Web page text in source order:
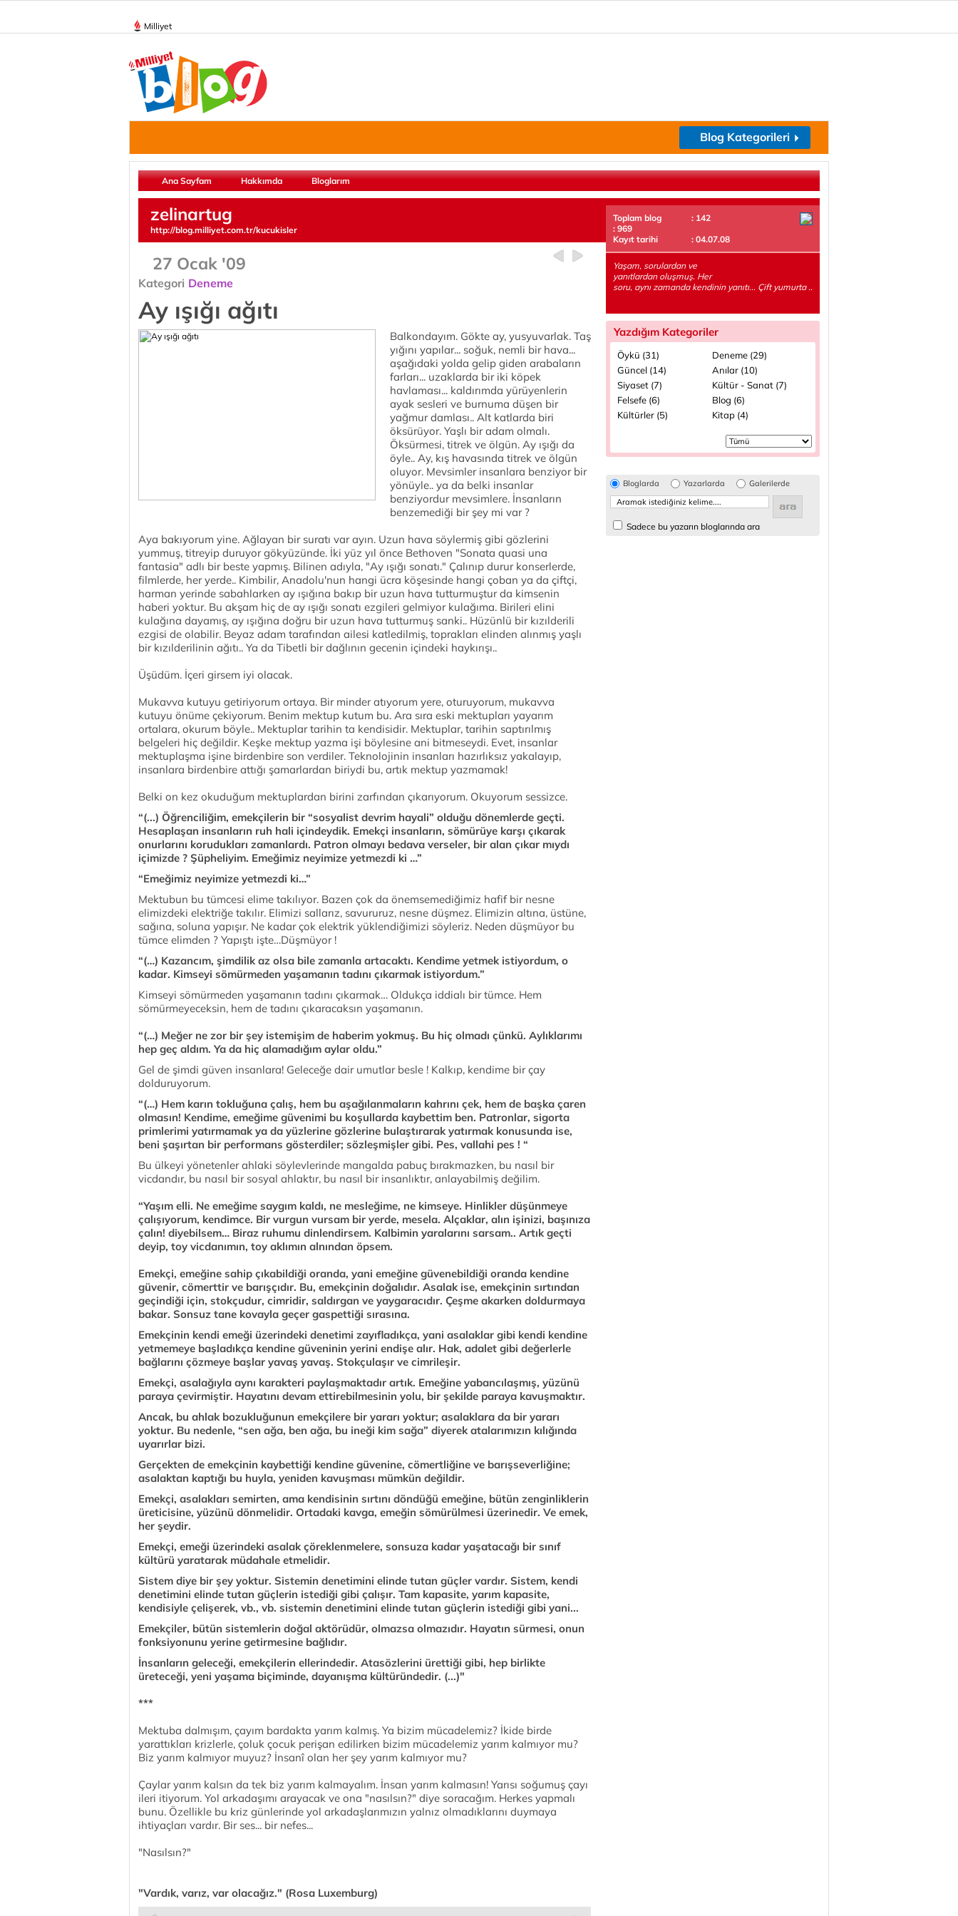
Milliyet
Blog Kategorileri
Ana Sayfam Hakkımda Bloglarım
zelinartug
http://blog.milliyet.com.tr/kucukisler
27 Ocak '09
Kategori Deneme
Ay ışığı ağıtı
Balkondayım. Gökte ay, yusyuvarlak. Taş
yığını yapılar... soğuk, nemli bir hava...
aşağıdaki yolda gelip giden arabaların
farları... uzaklarda bir iki köpek
havlaması... kaldırımda yürüyenlerin
ayak sesleri ve burnuma düşen bir
yağmur damlası.. Alt katlarda biri
öksürüyor. Yaşlı bir adam olmalı.
Öksürmesi, titrek ve ölgün. Ay ışığı da
öyle.. Ay, kış havasında titrek ve ölgün
oluyor. Mevsimler insanlara benziyor bir
yönüyle.. ya da belki insanlar
benziyordur mevsimlere. İnsanların
benzemediği bir şey mi var ?
Aya bakıyorum yine. Ağlayan bir suratı var ayın. Uzun hava söylermiş gibi gözlerini
yummuş, titreyip duruyor gökyüzünde. İki yüz yıl önce Bethoven "Sonata quasi una
fantasia" adlı bir beste yapmış. Bilinen adıyla, "Ay ışığı sonatı." Çalınıp durur konserlerde,
filmlerde, her yerde.. Kimbilir, Anadolu'nun hangi ücra köşesinde hangi çoban ya da çiftçi,
harman yerinde sabahlarken ay ışığına bakıp bir uzun hava tutturmuştur da kimsenin
haberi yoktur. Bu akşam hiç de ay ışığı sonatı ezgileri gelmiyor kulağıma. Birileri elini
kulağına dayamış, ay ışığına doğru bir uzun hava tutturmuş sanki.. Hüzünlü bir kızılderili
ezgisi de olabilir. Beyaz adam tarafından ailesi katledilmiş, toprakları elinden alınmış yaşlı
bir kızılderilinin ağıtı.. Ya da Tibetli bir dağlının gecenin içindeki haykırışı..
Üşüdüm. İçeri girsem iyi olacak.
Mukavva kutuyu getiriyorum ortaya. Bir minder atıyorum yere, oturuyorum, mukavva
kutuyu önüme çekiyorum. Benim mektup kutum bu. Ara sıra eski mektupları yayarım
ortalara, okurum böyle.. Mektuplar tarihin ta kendisidir. Mektuplar, tarihin saptırılmış
belgeleri hiç değildir. Keşke mektup yazma işi böylesine ani bitmeseydi. Evet, insanlar
mektuplaşma işine birdenbire son verdiler. Teknolojinin insanları hazırlıksız yakalayıp,
insanlara birdenbire attığı şamarlardan biriydi bu, artık mektup yazmamak!
Belki on kez okuduğum mektuplardan birini zarfından çıkarıyorum. Okuyorum sessizce.
“(...) Öğrenciliğim, emekçilerin bir “sosyalist devrim hayali” olduğu dönemlerde geçti.
Hesaplaşan insanların ruh hali içindeydik. Emekçi insanların, sömürüye karşı çıkarak
onurlarını korudukları zamanlardı. Patron olmayı bedava verseler, bir alan çıkar mıydı
içimizde ? Şüpheliyim. Emeğimiz neyimize yetmezdi ki …”
“Emeğimiz neyimize yetmezdi ki…”
Mektubun bu tümcesi elime takılıyor. Bazen çok da önemsemediğimiz hafif bir nesne
elimizdeki elektriğe takılır. Elimizi sallarız, savururuz, nesne düşmez. Elimizin altına, üstüne,
sağına, soluna yapışır. Ne kadar çok elektrik yüklendiğimizi söyleriz. Neden düşmüyor bu
tümce elimden ? Yapıştı işte…Düşmüyor !
“(…) Kazancım, şimdilik az olsa bile zamanla artacaktı. Kendime yetmek istiyordum, o
kadar. Kimseyi sömürmeden yaşamanın tadını çıkarmak istiyordum.”
Kimseyi sömürmeden yaşamanın tadını çıkarmak… Oldukça iddialı bir tümce. Hem
sömürmeyeceksin, hem de tadını çıkaracaksın yaşamanın.
“(…) Meğer ne zor bir şey istemişim de haberim yokmuş. Bu hiç olmadı çünkü. Aylıklarımı
hep geç aldım. Ya da hiç alamadığım aylar oldu.”
Gel de şimdi güven insanlara! Geleceğe dair umutlar besle ! Kalkıp, kendime bir çay
dolduruyorum.
“(…) Hem karın tokluğuna çalış, hem bu aşağılanmaların kahrını çek, hem de başka çaren
olmasın! Kendime, emeğime güvenimi bu koşullarda kaybettim ben. Patronlar, sigorta
primlerimi yatırmamak ya da yüzlerine gözlerine bulaştırarak yatırmak konusunda ise,
beni şaşırtan bir performans gösterdiler; sözleşmişler gibi. Pes, vallahi pes ! “
Bu ülkeyi yönetenler ahlaki söylevlerinde mangalda pabuç bırakmazken, bu nasıl bir
vicdandır, bu nasıl bir sosyal ahlaktır, bu nasıl bir insanlıktır, anlayabilmiş değilim.
“Yaşım elli. Ne emeğime saygım kaldı, ne mesleğime, ne kimseye. Hinlikler düşünmeye
çalışıyorum, kendimce. Bir vurgun vursam bir yerde, mesela. Alçaklar, alın işinizi, başınıza
çalın! diyebilsem… Biraz ruhumu dinlendirsem. Kalbimin yaralarını sarsam.. Artık geçti
deyip, toy vicdanımın, toy aklımın alnından öpsem.
Emekçi, emeğine sahip çıkabildiği oranda, yani emeğine güvenebildiği oranda kendine
güvenir, cömerttir ve barışçıdır. Bu, emekçinin doğalıdır. Asalak ise, emekçinin sırtından
geçindiği için, stokçudur, cimridir, saldırgan ve yaygaracıdır. Çeşme akarken doldurmaya
bakar. Sonsuz tane kovayla geçer gaspettiği sırasına.
Emekçinin kendi emeği üzerindeki denetimi zayıfladıkça, yani asalaklar gibi kendi kendine
yetmemeye başladıkça kendine güveninin yerini endişe alır. Hak, adalet gibi değerlerle
bağlarını çözmeye başlar yavaş yavaş. Stokçulaşır ve cimrileşir.
Emekçi, asalağıyla aynı karakteri paylaşmaktadır artık. Emeğine yabancılaşmış, yüzünü
paraya çevirmiştir. Hayatını devam ettirebilmesinin yolu, bir şekilde paraya kavuşmaktır.
Ancak, bu ahlak bozukluğunun emekçilere bir yararı yoktur; asalaklara da bir yararı
yoktur. Bu nedenle, “sen ağa, ben ağa, bu ineği kim sağa” diyerek atalarımızın kılığında
uyarırlar bizi.
Gerçekten de emekçinin kaybettiği kendine güvenine, cömertliğine ve barışseverliğine;
asalaktan kaptığı bu huyla, yeniden kavuşması mümkün değildir.
Emekçi, asalakları semirten, ama kendisinin sırtını döndüğü emeğine, bütün zenginliklerin
üreticisine, yüzünü dönmelidir. Ortadaki kavga, emeğin sömürülmesi üzerinedir. Ve emek,
her şeydir.
Emekçi, emeği üzerindeki asalak çöreklenmelere, sonsuza kadar yaşatacağı bir sınıf
kültürü yaratarak müdahale etmelidir.
Sistem diye bir şey yoktur. Sistemin denetimini elinde tutan güçler vardır. Sistem, kendi
denetimini elinde tutan güçlerin istediği gibi çalışır. Tam kapasite, yarım kapasite,
kendisiyle çelişerek, vb., vb. sistemin denetimini elinde tutan güçlerin istediği gibi yani...
Emekçiler, bütün sistemlerin doğal aktörüdür, olmazsa olmazıdır. Hayatın sürmesi, onun
fonksiyonunu yerine getirmesine bağlıdır.
İnsanların geleceği, emekçilerin ellerindedir. Atasözlerini ürettiği gibi, hep birlikte
üreteceği, yeni yaşama biçiminde, dayanışma kültüründedir. (...)"
***
Mektuba dalmışım, çayım bardakta yarım kalmış. Ya bizim mücadelemiz? İkide birde
yarattıkları krizlerle, çoluk çocuk perişan edilirken bizim mücadelemiz yarım kalmıyor mu?
Biz yarım kalmıyor muyuz? İnsanî olan her şey yarım kalmıyor mu?
Çaylar yarım kalsın da tek biz yarım kalmayalım. İnsan yarım kalmasın! Yarısı soğumuş çayı
ileri itiyorum. Yol arkadaşımı arayacak ve ona "nasılsın?" diye soracağım. Herkes yapmalı
bunu. Özellikle bu kriz günlerinde yol arkadaşlarımızın yalnız olmadıklarını duymaya
ihtiyaçları vardır. Bir ses... bir nefes...
"Nasılsın?"
"Vardık, varız, var olacağız." (Rosa Luxemburg)
Toplam blog
: 142
: 969
Kayıt tarihi
: 04.07.08
Yaşam, sorulardan ve
yanıtlardan oluşmuş. Her
soru, aynı zamanda kendinin yanıtı... Çift yumurta ..
Yazdığım Kategoriler
Öykü (31)
Deneme (29)
Güncel (14)
Anılar (10)
Siyaset (7)
Kültür - Sanat (7)
Felsefe (6)
Blog (6)
Kültürler (5)
Kitap (4)
Bloglarda Yazarlarda Galerilerde
Sadece bu yazarın bloglarında ara